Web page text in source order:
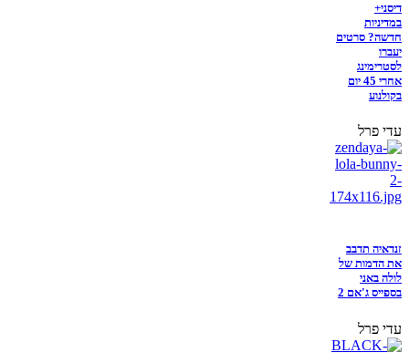
דיסני+
במדיניות
חדשה? סרטים
יעברו
לסטרימינג
אחרי 45 יום
בקולנוע
עדי פרל
זנדאיה תדבב
את הדמות של
לולה באני
בספייס ג'אם 2
עדי פרל